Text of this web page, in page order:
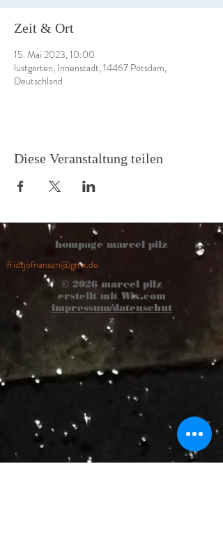
Zeit & Ort
15. Mai 2023, 10:00
lustgarten, Innenstadt, 14467 Potsdam,
Deutschland
Diese Veranstaltung teilen
hompage marcel pilz
fridtjofnansen@gmx.de
© 2026marcel pilz
erstellt mit Wix.com
impressum/datenschut
z